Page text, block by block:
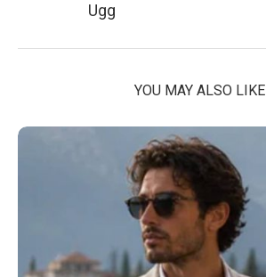
Ugg
YOU MAY ALSO LIKE